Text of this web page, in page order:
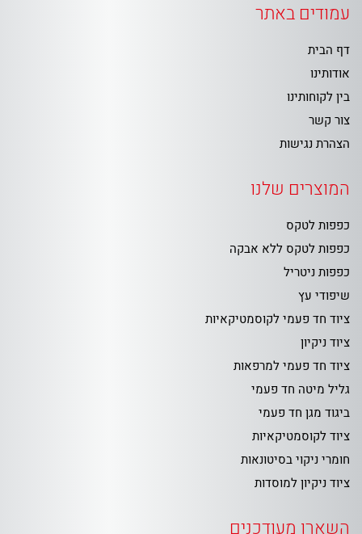
עמודים באתר
דף הבית
אודותינו
בין לקוחותינו
צור קשר
הצהרת נגישות
המוצרים שלנו
כפפות לטקס
כפפות לטקס ללא אבקה
כפפות ניטריל
שיפודי עץ
ציוד חד פעמי לקוסמטיקאיות
ציוד ניקיון
ציוד חד פעמי למרפאות
גליל מיטה חד פעמי
ביגוד מגן חד פעמי
ציוד לקוסמטיקאיות
חומרי ניקוי בסיטונאות
ציוד ניקיון למוסדות
השארו מעודכנים